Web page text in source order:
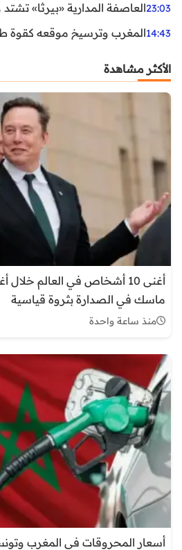
23:03العاصفة المدارية «بيرثا»
14:43المغرب وترسيخ موقعه كقوة
الأكثر مشاهدة
ماسك في الصدارة بثروة قياسية
منذ ساعة واحدة
أسعار المحروقات في المغرب